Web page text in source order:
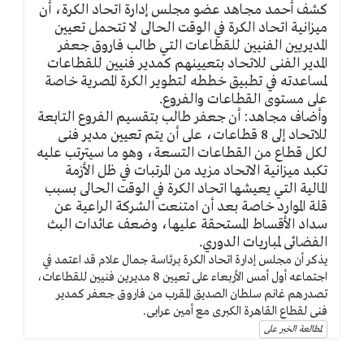
كشف أحمد مجاهد عضو مجلس إدارة اتحاد الكرة، أن
ميزانية اتحاد الكرة في الوقت الحالى لا تتحمل تعيين
المديريين الفنيين للقطاعات التي طالب فاروق جعفر
المدير الفنى للاتحاد بتعيينهم كمدير فنيين للقطاعات
لمساعدته في تطبيق خططه لتطوير الكرة المصرية خاصة
على مستوى القطاعات والفروع.
وأضاف مجاهد: أن جعفر طالب بتقسيم الفروع التابعة
للاتحاد إلى 8 قطاعات، على أن يتم تعيين مدير فنى
لكل قطاع من القطاعات التسعة، وهو ما سيترتب عليه
تكبد ميزانية الاتحاد مزيد من المرتبات في ظل الأزمة
المالية التي يعيشها اتحاد الكرة في الوقت الحالى بسبب
قلة الموارد خاصة بعد أن امتنعت الشركة الراعية عن
سداد الأقساط المستحقة عليها، وضعف عائدات البث
الفضائى لمباريات الدوري.
يذكر أن مجلس إدارة اتحاد الكرة برئاسة جمال علام قد اعتمد في
اجتماعه أول أمس الأربعاء على تعيين 8 مديرين فنيين للقطاعات،
تصدرهم غانم سلطان الصديق المقرب من فاروق جعفر كمدير
فنى لقطاع القاهرة الكبرى مع أمين عرابى.
لمطالعة الخبر على